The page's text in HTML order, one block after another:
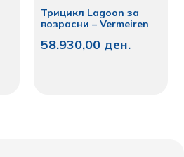
Трицикл Lagoon за
возрасни – Vermeiren
58.930,00 ден.